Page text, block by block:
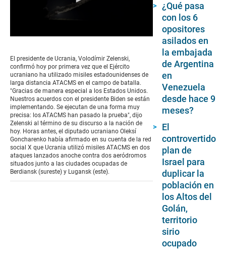
of
21
seconds
El presidente de Ucrania, Volodímir Zelenski,
confirmó hoy por primera vez que el Ejército
ucraniano ha utilizado misiles estadounidenses de
larga distancia ATACMS en el campo de batalla.
"Gracias de manera especial a los Estados Unidos.
Nuestros acuerdos con el presidente Biden se están
implementando. Se ejecutan de una forma muy
precisa: los ATACMS han pasado la prueba", dijo
Zelenski al término de su discurso a la nación de
hoy. Horas antes, el diputado ucraniano Oleksí
Goncharenko había afirmado en su cuenta de la red
social X que Ucrania utilizó misiles ATACMS en dos
ataques lanzados anoche contra dos aeródromos
situados junto a las ciudades ocupadas de
Berdiansk (sureste) y Lugansk (este).
¿Qué pasa
con los 6
opositores
asilados en
la embajada
de Argentina
en
Venezuela
desde hace 9
meses?
El
controvertido
plan de
Israel para
duplicar la
población en
los Altos del
Golán,
territorio
sirio
ocupado